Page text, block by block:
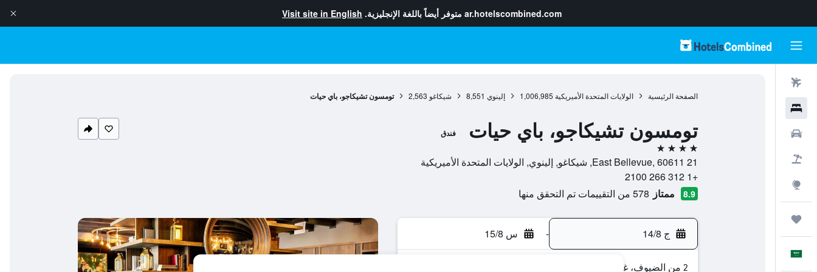
ar.hotelscombined.com متوفر أيضاً باللغة الإنجليزية. Visit site in English
الصفحة الرئيسية الولايات المتحدة الأميريكية 1,006,985 إلينوي 8,551 شيكاغو 2,563 تومسون تشيكاجو، باي حيات
تومسون تشيكاجو، باي حيات فندق
4 نجوم
21 East Bellevue, 60611, شيكاغو, إلينوي, الولايات المتحدة الأميريكية
+1 312 266 2100
8.9 ممتاز 578 من التقييمات تم التحقق منها
ج 14/8 - س 15/8
2 من الضيوف، غرفة واحدة